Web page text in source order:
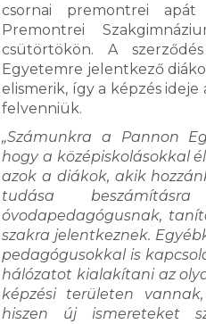
csornai premontrei
Premontrei
csütörtökön. A
Egyetemre jelentkező
elismerik, így a képzés
felvenniük.
„Számunkra a Pannon
hogy a középiskolásokkal
azok a diákok, akik
tudása
óvodapedagógusnak,
szakra jelentkeznek.
pedagógusokkal is
hálózatot kialakítani az
képzési területen
hiszen új ismereteket